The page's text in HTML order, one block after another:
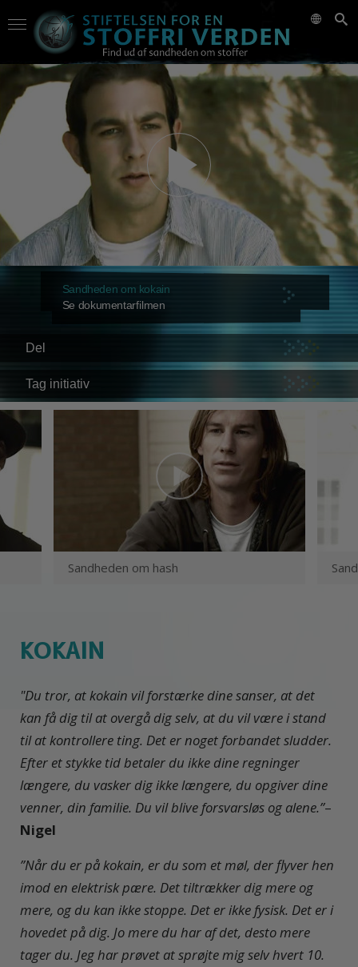
Sandheden om kokain
Se dokumentarfilmen
Del
Tag initiativ
Sandheden om hash
KOKAIN
"Du tror, at kokain vil forstærke dine sanser, at det
kan få dig til at overgå dig selv, at du vil være i stand
til at kontrollere ting. Det er noget forbandet sludder.
Efter et stykke tid betaler du ikke dine regninger
længere, du vasker dig ikke længere, du opgiver dine
venner, din familie. Du vil blive forsvarsløs og alene.”–
Nigel
”Når du er på kokain, er du som et møl, der flyver hen
imod en elektrisk pære. Det tiltrækker dig mere og
mere, og du kan ikke stoppe. Det er ikke fysisk. Det er i
hovedet på dig. Jo mere du har af det, desto mere
tager du. Jeg har prøvet at sprøjte mig selv hvert 10.